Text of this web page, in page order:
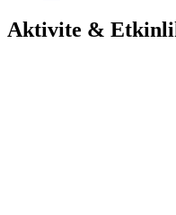
Aktivite &